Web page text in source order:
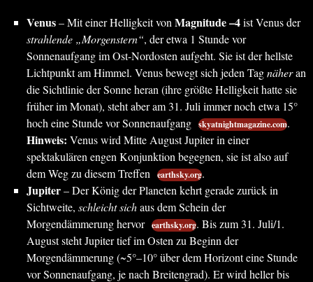
Venus– Mit einer Helligkeit von Magnitude –4ist Venus der
strahlende „Morgenstern“, der etwa 1 Stunde vor
Sonnenaufgang im Ost-Nordosten aufgeht. Sie ist der hellste
Lichtpunkt am Himmel. Venus bewegt sich jeden Tagnäheran
die Sichtlinie der Sonne heran (ihre größte Helligkeit hatte sie
früher im Monat), steht aber am 31. Juli immer noch etwa 15°
hoch eine Stunde vor Sonnenaufgang skyatnightmagazine.com.
Hinweis: Venus wird Mitte August Jupiter in einer
spektakulären engen Konjunktion begegnen, sie ist also auf
dem Weg zu diesem Treffen
earthsky.org.
Jupiter– Der König der Planeten kehrt gerade zurück in
Sichtweite, schleicht sichaus dem Schein der
Morgendämmerung hervor earthsky.org. Bis zum 31. Juli/1.
August steht Jupiter tief im Osten zu Beginn der
Morgendämmerung (~5°–10° über dem Horizont eine Stunde
vor Sonnenaufgang, je nach Breitengrad). Er wird heller bis